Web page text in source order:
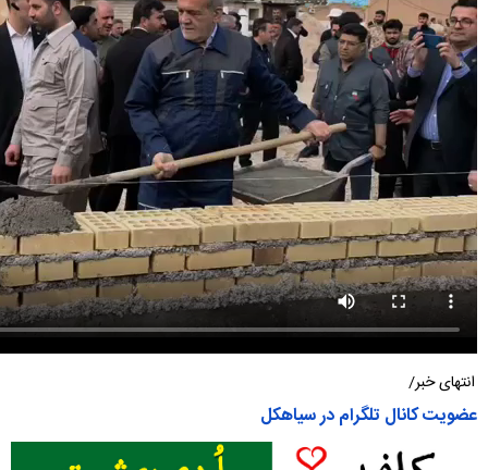
انتهای خبر/
عضویت کانال تلگرام در سیاهکل